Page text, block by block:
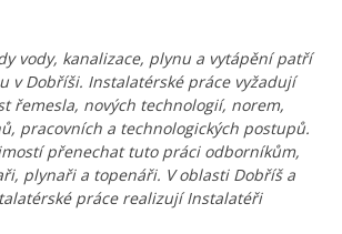
vody, kanalizace, plynu a vytápění patří
v Dobříši. Instalatérské práce vyžadují
řemesla, nových technologií, norem,
pracovních a technologických postupů.
přenechat tuto práci odborníkům,
plynaři a topenáři. V oblasti Dobříš a
práce realizují Instalatéři